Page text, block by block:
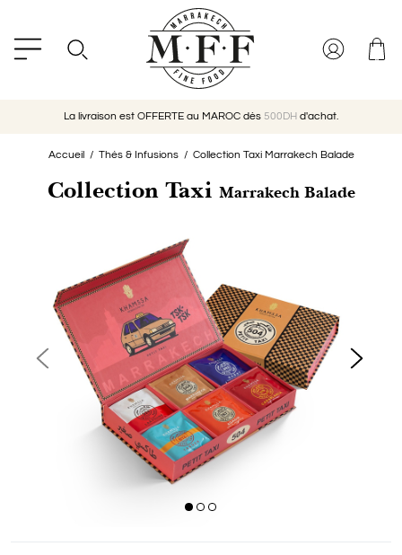
La livraison est OFFERTE au MAROC dès 500DH d'achat.
Accueil Thés & Infusions Collection Taxi Marrakech Balade
Collection Taxi Marrakech Balade